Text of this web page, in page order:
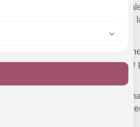
libertad para interpretar las
resultado está siempre abierto a
Así pues, el director también
receptivo a lo que los músicos le
Y de esta manera se produce
creativo totalmente imprevisible